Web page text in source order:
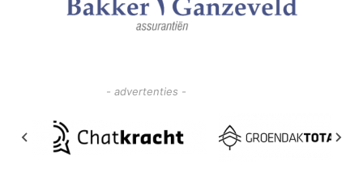
- advertenties -